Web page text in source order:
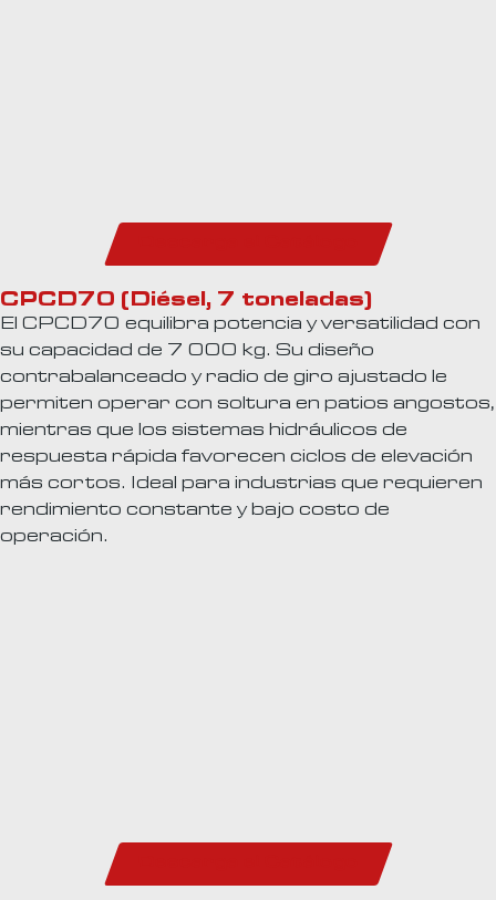
CPCD70 (Diésel, 7 toneladas)
El CPCD70 equilibra potencia y versatilidad con
su capacidad de 7 000 kg. Su diseño
contrabalanceado y radio de giro ajustado le
permiten operar con soltura en patios angostos,
mientras que los sistemas hidráulicos de
respuesta rápida favorecen ciclos de elevación
más cortos. Ideal para industrias que requieren
rendimiento constante y bajo costo de
operación.